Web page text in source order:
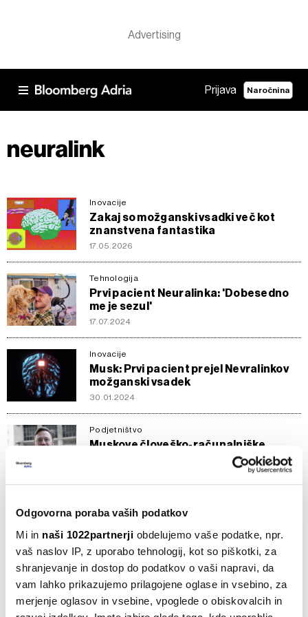
Odgovorna poraba vaših podatkov
Mi in naši 1022partnerji obdelujemo vaše podatke, npr.
vaš naslov IP, z uporabo tehnologij, kot so piškotki, za
shranjevanje in dostop do podatkov o vaši napravi, da
vam lahko prikazujemo prilagojene oglase in vsebino, za
merjenje oglasov in vsebine, vpoglede o obiskovalcih in
Prijava Naročnina
neuralink
Inovacije
Zakaj so možganski vsadki več kot
znanstvena fantastika
17.05.2026
Tehnologija
Prvi pacient Neuralinka: 'Dobesedno
me je sezul'
17.07.2024
Inovacije
Musk: Prvi pacient prejel Nevralinkov
možganski vsadek
30.01.2024
Podjetništvo
Muskove človeško-računalniške
himere postajajo resničnost
Muskov Neuralink šest mesecev od
vstavljanja čipov v človeške možgane
03.12.2022
Splošno
Elon Musk z dvojčkoma rešuje
populacijsko krizo